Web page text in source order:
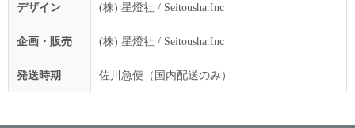
デザイン (株) 星燈社 / Seitousha.Inc
企画・販売 (株) 星燈社 / Seitousha.Inc
発送時期 佐川急便（国内配送のみ）